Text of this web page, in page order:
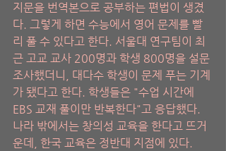
지문을 번역본으로 공부하는 편법이 생겼
다. 그렇게 하면 수능에서 영어 문제를 빨
리 풀 수 있다고 한다. 서울대 연구팀이 최
근 고교 교사 200명과 학생 800명을 설문
조사했더니, 대다수 학생이 문제 푸는 기계
가 됐다고 한다. 학생들은 "수업 시간에
EBS 교재 풀이만 반복한다"고 응답했다.
나라 밖에서는 창의성 교육을 한다고 뜨거
운데, 한국 교육은 정반대 지점에 있다.